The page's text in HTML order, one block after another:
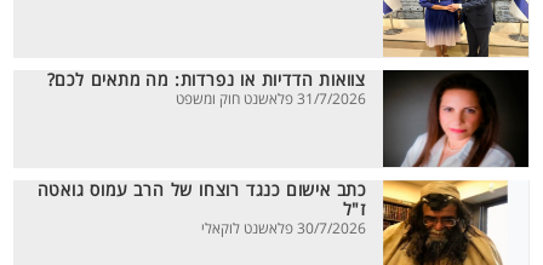
צוואות הדדיות או נפרדות: מה מתאים לכם?
31/7/2026 פלאשנט חוק ומשפט
כתב אישום כנגד רוצחו של הרב עמוס גואטה
ז"ל
30/7/2026 פלאשנט לוקאלי